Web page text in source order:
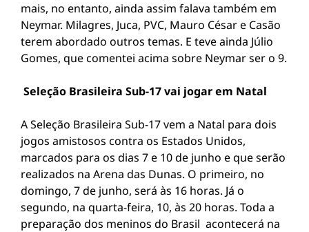
mais, no entanto, ainda assim falava também em
Neymar. Milagres, Juca, PVC, Mauro César e Casão
terem abordado outros temas. E teve ainda Júlio
Gomes, que comentei acima sobre Neymar ser o 9.
Seleção Brasileira Sub-17 vai jogar em Natal
A Seleção Brasileira Sub-17 vem a Natal para dois
jogos amistosos contra os Estados Unidos,
marcados para os dias 7 e 10 de junho e que serão
realizados na Arena das Dunas. O primeiro, no
domingo, 7 de junho, será às 16 horas. Já o
segundo, na quarta-feira, 10, às 20 horas. Toda a
preparação dos meninos do Brasil acontecerá na